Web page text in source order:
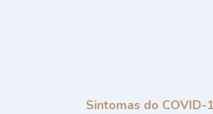
Sintomas do COVID-